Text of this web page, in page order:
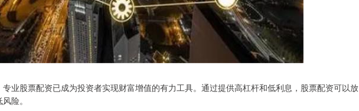
业股票配资已成为投资者实现财富增值的有力工具。通过提供高杠杆和低利息，股票配资可以放
险。